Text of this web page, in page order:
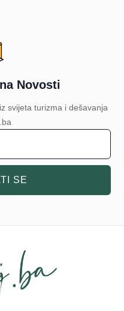
Novosti
svijeta turizma i dešavanja
SE